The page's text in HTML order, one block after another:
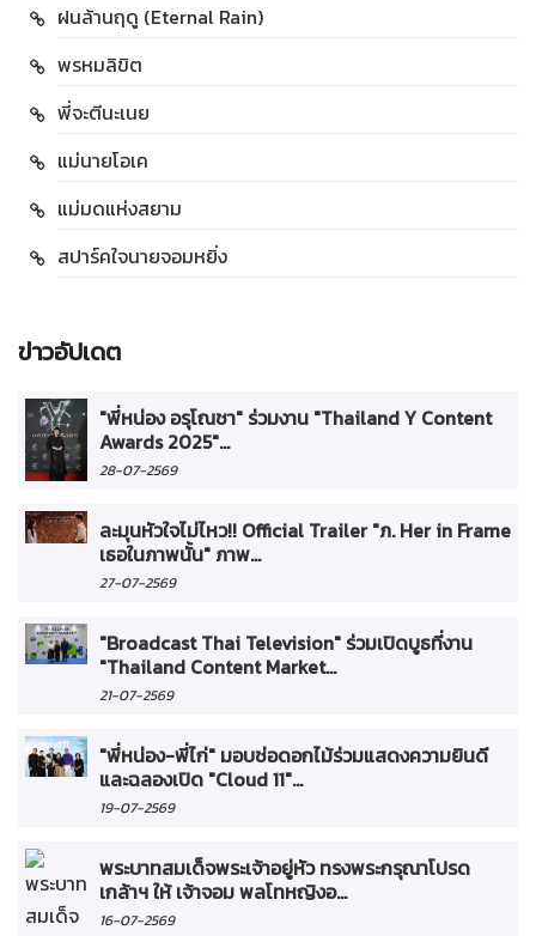
ฝนล้านฤดู (Eternal Rain)
พรหมลิขิต
พี่จะตีนะเนย
แม่นายโอเค
แม่มดแห่งสยาม
สปาร์คใจนายจอมหยิ่ง
ข่าวอัปเดต
"พี่หน่อง อรุโณชา" ร่วมงาน "Thailand Y Content
Awards 2025"...
28-07-2569
ละมุนหัวใจไม่ไหว!! Official Trailer "ภ. Her in Frame
เธอในภาพนั้น" ภาพ...
27-07-2569
"Broadcast Thai Television" ร่วมเปิดบูธที่งาน
"Thailand Content Market...
21-07-2569
"พี่หน่อง-พี่ไก่" มอบช่อดอกไม้ร่วมแสดงความยินดี
และฉลองเปิด "Cloud 11"...
19-07-2569
พระบาทสมเด็จพระเจ้าอยู่หัว ทรงพระกรุณาโปรด
เกล้าฯ ให้ เจ้าจอม พลโทหญิงอ...
16-07-2569